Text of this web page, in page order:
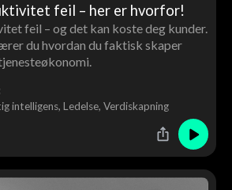
feil – her er hvorfor!
feil – og det kan koste deg kunder.
du hvordan du faktisk skaper
intelligens Ledelse Verdiskapning